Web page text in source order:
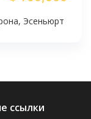
Эсеньюрт
ссылки